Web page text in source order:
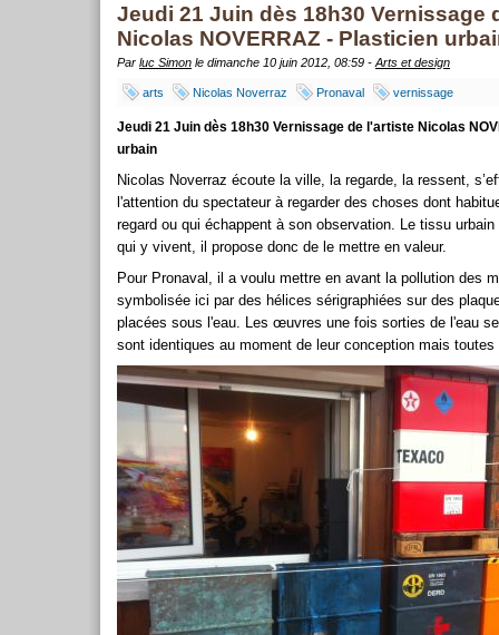
Jeudi 21 Juin dès 18h30 Vernissage
Nicolas NOVERRAZ - Plasticien
Par luc Simon le dimanche 10 juin 2012, 08:59 - Arts et design
arts Nicolas Noverraz Pronaval vernissage
Jeudi 21 Juin dès 18h30 Vernissage de l'artiste Nicolas
urbain
Nicolas Noverraz écoute la ville, la regarde, la ressent,
l'attention du spectateur à regarder des choses dont
regard ou qui échappent à son observation. Le tissu
qui y vivent, il propose donc de le mettre en valeur.
Pour Pronaval, il a voulu mettre en avant la pollution des
symbolisée ici par des hélices sérigraphiées sur des
placées sous l'eau. Les œuvres une fois sorties de l'eau
sont identiques au moment de leur conception mais